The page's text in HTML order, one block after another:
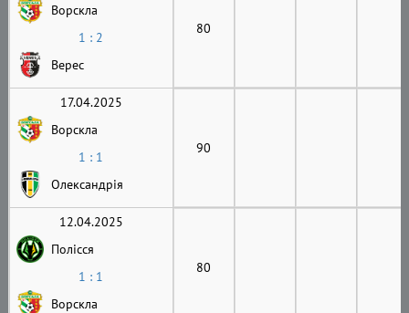
Ворскла
1 : 2
Верес
80
17.04.2025
Ворскла
1 : 1
Олександрія
90
12.04.2025
Полісся
1 : 1
Ворскла
80